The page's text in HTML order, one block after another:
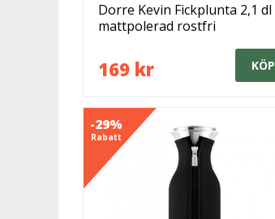
Dorre Kevin Fickplunta 2,1 dl
mattpolerad rostfri
169 kr KÖP
-29%
Rabatt